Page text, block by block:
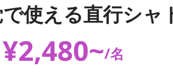
使える直行シャ
¥2,480~/名